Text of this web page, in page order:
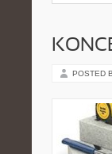
POSTED